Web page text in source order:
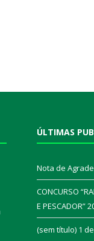
ÚLTIMAS
Nota de
CONCURSO
E PESCADOR”
(sem título) 1